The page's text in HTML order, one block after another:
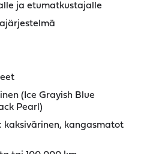
ja etumatkustajalle
(Ice Grayish Blue
Pearl)
kaksivärinen, kangasmatot